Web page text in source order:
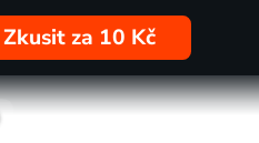
Zkusit za 10 Kč